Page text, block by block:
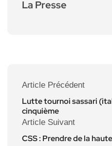
La Presse
Article Précédent
Lutte tournoi sassari
cinquième
Article Suivant
CSS : Prendre de la